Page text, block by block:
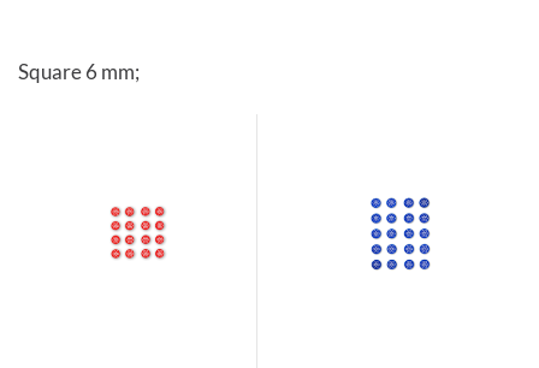
Square 6 mm;